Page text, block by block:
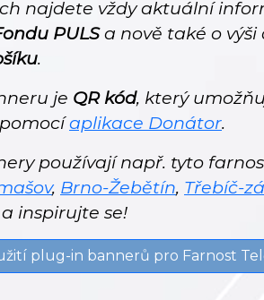
najdete vždy aktuální
PULSa nově také o výši
.
je QR kód, který
aplikace Donátor.
používají např. tyto
, Brno-Žebětín, Třebíč-
inspirujte se!
plug-in bannerů pro Farnost